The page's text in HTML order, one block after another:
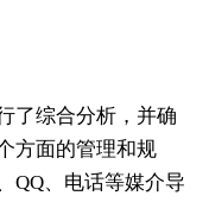
了综合分析，并确
方面的管理和规
QQ、电话等媒介导